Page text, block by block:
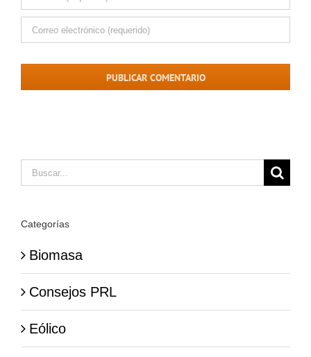
Buscar:
Categorías
Biomasa
Consejos PRL
Eólico